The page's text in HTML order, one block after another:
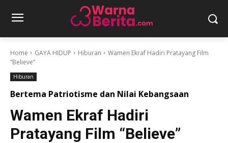
Home GAYA HIDUP Hiburan
Wamen Ekraf Hadiri Pratayang Film
“Believe”
Hiburan
Bertema Patriotisme dan Nilai Kebangsaan
Wamen Ekraf Hadiri
Pratayang Film “Believe”